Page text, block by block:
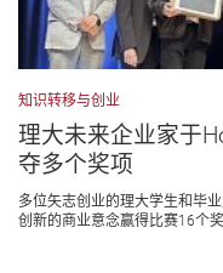
知识转移与创业
理大未来企业家于
夺多个奖项
多位矢志创业的理大学生和毕
创新的商业意念赢得比赛16个